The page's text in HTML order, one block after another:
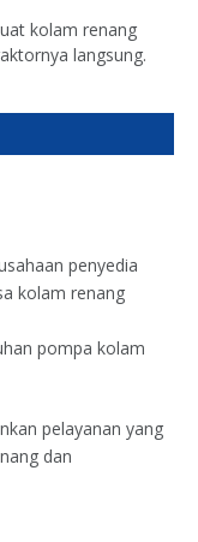
kolam renang
langsung.
penyedia
kolam renang
pompa kolam
pelayanan yang
dan